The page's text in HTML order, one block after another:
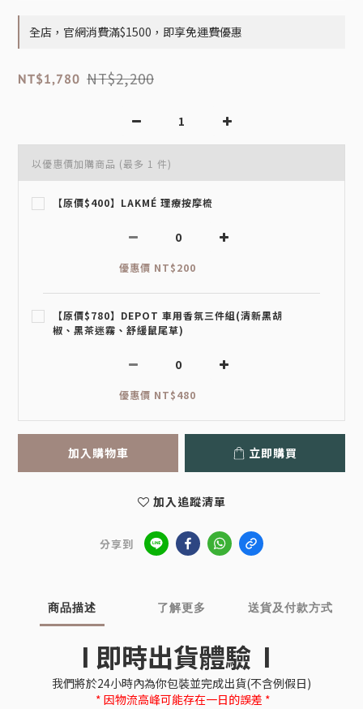
全店，官網消費滿$1500，即享免運費優惠
NT$1,780 NT$2,200
以優惠價加購商品 (最多 1 件)
【原價$400】LAKMÉ 理療按摩梳
優惠價 NT$200
【原價$780】DEPOT 車用香氛三件組(清新黑胡
椒、黑茶迷霧、舒緩鼠尾草)
優惠價 NT$480
加入購物車 立即購買
加入追蹤清單
分享到
商品描述 了解更多 送貨及付款方式
I 即時出貨體驗 I
我們將於24小時內為你包裝並完成出貨(不含例假日)
* 因物流高峰可能存在一日的誤差 *